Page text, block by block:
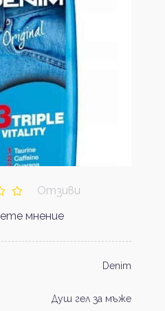
Отзиви
мнение
Denim
Душ гел за мъже